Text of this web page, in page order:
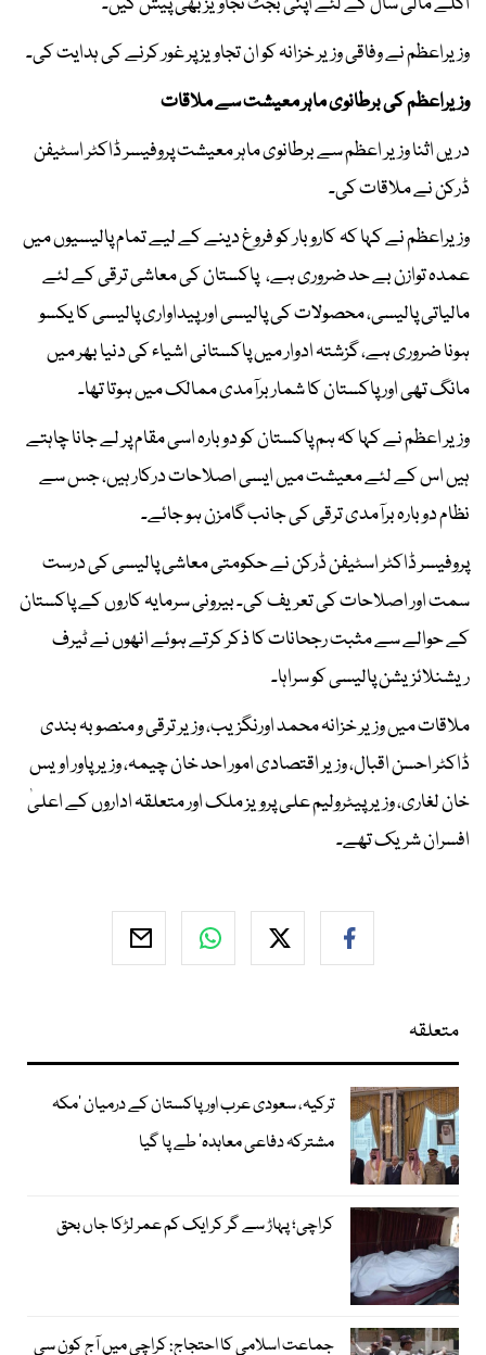
وزیراعظم نے وفاقی وزیر خزانہ کو ان تجاویز پر غور کرنے کی ہدایت کی۔
وزیراعظم کی برطانوی ماہر معیشت سے ملاقات
دریں اثنا وزیر اعظم سے برطانوی ماہر معیشت پروفیسر ڈاکٹر اسٹیفن
ڈرکن نے ملاقات کی۔
وزیراعظم نے کہا کہ کاروبار کو فروغ دینے کے لیے تمام پالیسیوں میں
عمدہ توازن بے حد ضروری ہے، پاکستان کی معاشی ترقی کے لئے
مالیاتی پالیسی، محصولات کی پالیسی اور پیداواری پالیسی کا یکسو
ہونا ضروری ہے، گزشتہ ادوار میں پاکستانی اشیاء کی دنیا بھر میں
مانگ تھی اور پاکستان کا شمار برآمدی ممالک میں ہوتا تھا۔
وزیر اعظم نے کہا کہ ہم پاکستان کو دوبارہ اسی مقام پر لے جانا چاہتے
ہیں اس کے لئے معیشت میں ایسی اصلاحات درکار ہیں، جس سے
نظام دوبارہ برآمدی ترقی کی جانب گامزن ہو جائے۔
پروفیسر ڈاکٹر اسٹیفن ڈرکن نے حکومتی معاشی پالیسی کی درست
سمت اور اصلاحات کی تعریف کی۔ بیرونی سرمایہ کاروں کے پاکستان
کے حوالے سے مثبت رجحانات کا ذکر کرتے ہوئے انھوں نے ٹیرف
ریشنلائزیشن پالیسی کو سراہا۔
ملاقات میں وزیر خزانہ محمد اورنگزیب، وزیر ترقی و منصوبہ بندی
ڈاکٹر احسن اقبال، وزیر اقتصادی امور احد خان چیمہ، وزیر پاور اویس
خان لغاری، وزیر پیٹرولیم علی پرویز ملک اور متعلقہ اداروں کے اعلیٰ
افسران شریک تھے۔
متعلقہ
ترکیہ، سعودی عرب اور پاکستان کے درمیان ’مکہ
مشترکہ دفاعی معاہدہ‘ طے پا گیا
کراچی؛ پہاڑ سے گر کر ایک کم عمر لڑکا جاں بحق
جماعت اسلامی کا احتجاج: کراچی میں آج کون سی